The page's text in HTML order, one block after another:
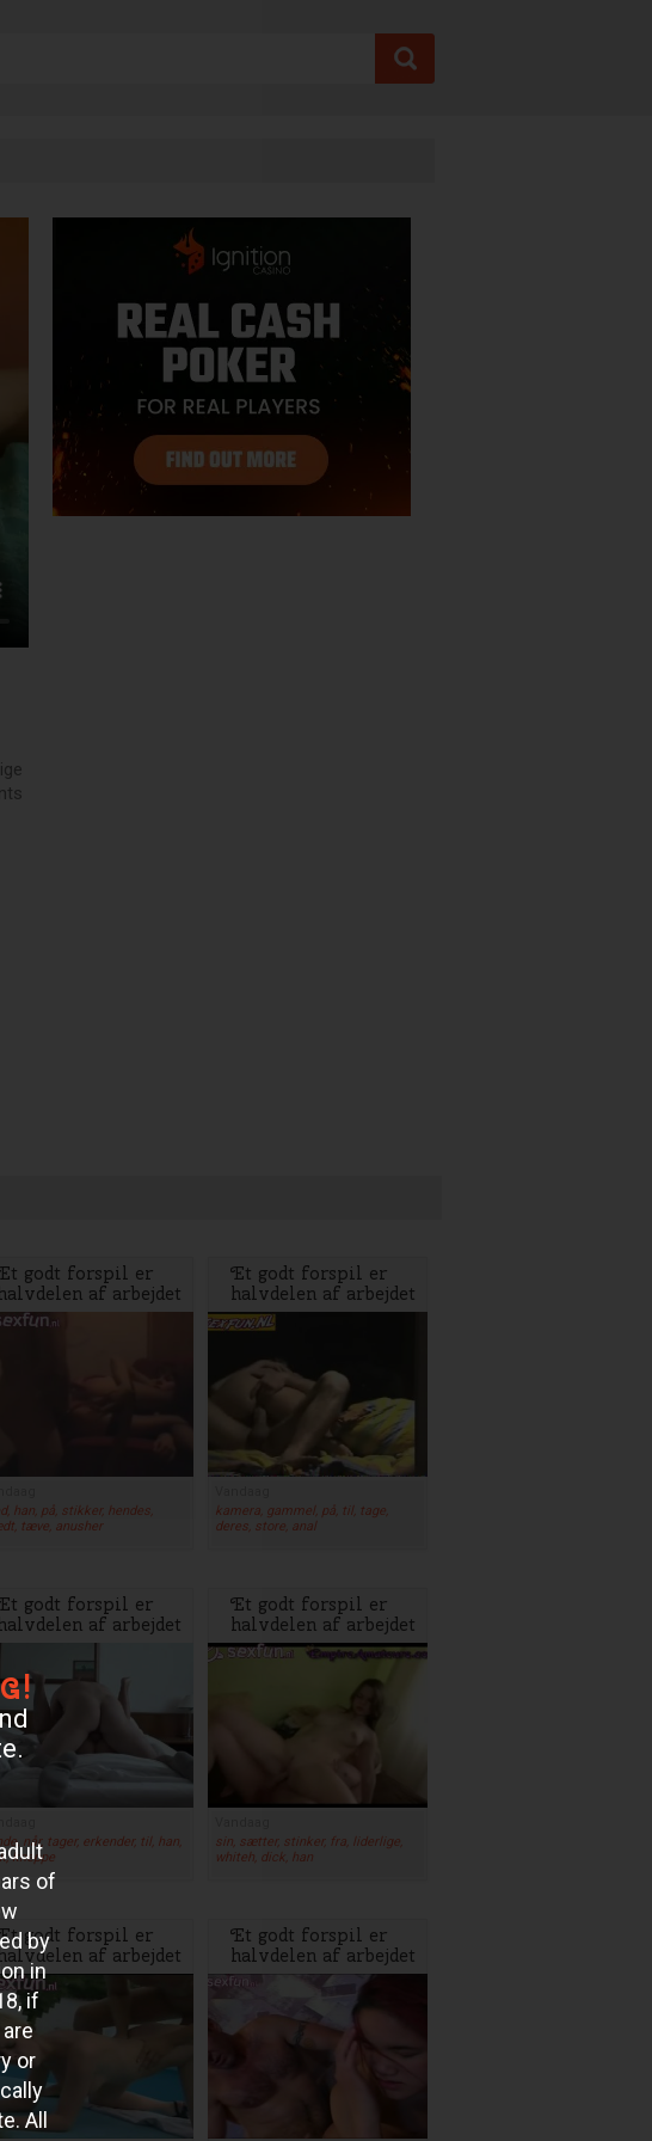
godt forspil er
af arbejdet
han, på, stikker, hendes,
tæve, anusher
Et godt forspil er
halvdelen af arbejdet
kamera, gammel, på, til, tage,
deres, store, anal
godt forspil er
af arbejdet
når, tager, erkender, til, han,
kneppe
Et godt forspil er
halvdelen af arbejdet
sin, sætter, stinker, fra, liderlige,
whiteh, dick, han
godt forspil er
af arbejdet
Et godt forspil er
halvdelen af arbejdet
of
by
in
if
or
All